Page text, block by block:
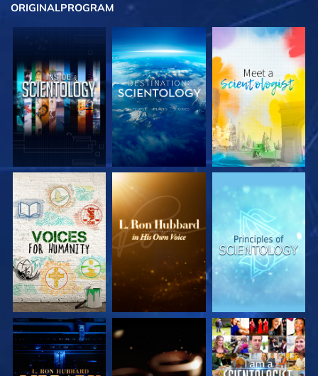
ORIGINALPROGRAM
UTFORSKA
SERIEN
UTFORSKA
SERIEN
UTFORSKA
SERIEN
UTFORSKA
UTFORSKA
TITTA